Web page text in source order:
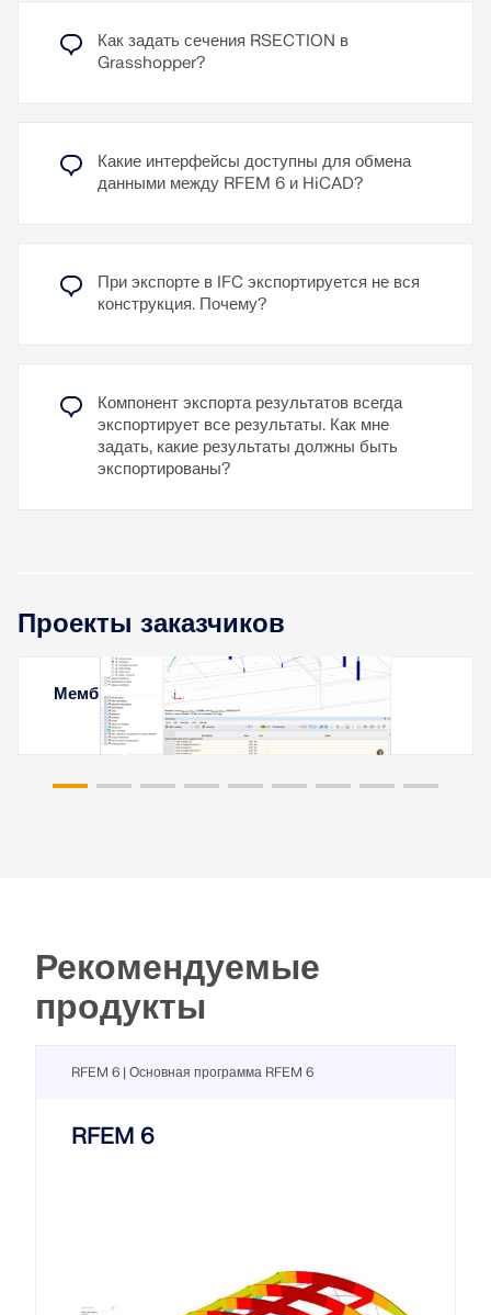
К пояснительному видео
Как задать сечения RSECTION в
Grasshopper?
Какие интерфейсы доступны для обмена
данными между RFEM 6 и HiCAD?
При экспорте в IFC экспортируется не вся
конструкция. Почему?
Компонент экспорта результатов всегда
экспортирует все результаты. Как мне
задать, какие результаты должны быть
экспортированы?
Проекты заказчиков
Мембранная кровля в Ереване, Армения
Рекомендуемые
продукты
RFEM 6 | Основная программа RFEM 6
RFEM 6